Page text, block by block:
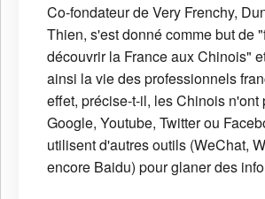
Co-fondateur de Very Frenchy,
Thien, s'est donné comme but de
découvrir la France aux Chinois"
ainsi la vie des professionnels
effet, précise-t-il, les Chinois n'ont
Google, Youtube, Twitter ou
utilisent d'autres outils (WeChat,
encore Baidu) pour glaner des